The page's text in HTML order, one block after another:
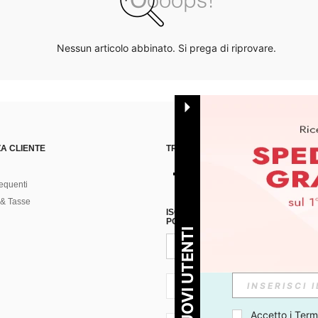
Nessun articolo abbinato. Si prega di riprovare.
CLIENTE
Tasse
TROVACI SU
ISCRIVITI ALLA NOSTRA
POSSIBILE ANNULLARE LA
IT + 39
Accetto i